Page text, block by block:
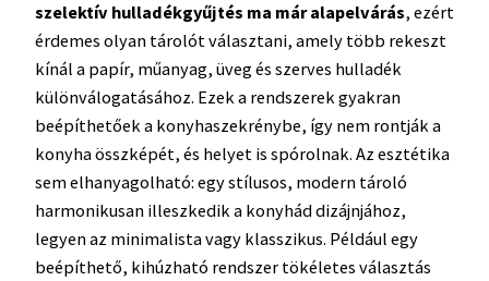
szelektív hulladékgyűjtés ma már alapelvárás, ezért
érdemes olyan tárolót választani, amely több rekeszt
kínál a papír, műanyag, üveg és szerves hulladék
különválogatásához. Ezek a rendszerek gyakran
beépíthetőek a konyhaszekrénybe, így nem rontják a
konyha összképét, és helyet is spórolnak. Az esztétika
sem elhanyagolható: egy stílusos, modern tároló
harmonikusan illeszkedik a konyhád dizájnjához,
legyen az minimalista vagy klasszikus. Például egy
beépíthető, kihúzható rendszer tökéletes választás